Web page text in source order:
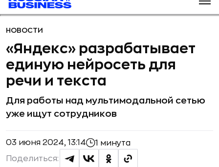
НОВОСТИ
«Яндекс» разрабатывает
единую нейросеть для
речи и текста
Для работы над мультимодальной сетью
уже ищут сотрудников
03 июня 2024, 13:14 1 минута
Поделиться: